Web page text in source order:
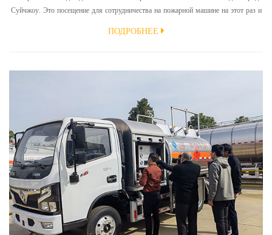
Суйчжоу. Это посещение для сотрудничества на пожарной машине на этот раз и
осматривают нашу мастерскую пожарных машин, мастерскую шасси грузовиков,
ПОДРОБНЕЕ